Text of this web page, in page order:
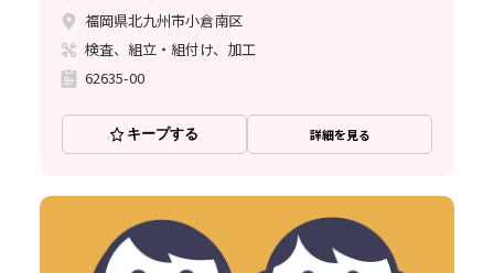
福岡県北九州市小倉南区
検査、組立・組付け、加工
62635-00
キープする 詳細を見る